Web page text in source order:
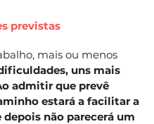
previstas
mais ou menos
uns mais
admitir que prevê
estará a facilitar a
não parecerá um